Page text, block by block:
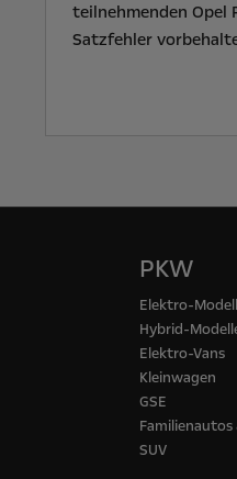
teilnehmenden Opel
Satzfehler
PKW
Elektro-
Hybrid-
Elektro-Vans
Kleinwagen
GSE
Familienautos
SUV